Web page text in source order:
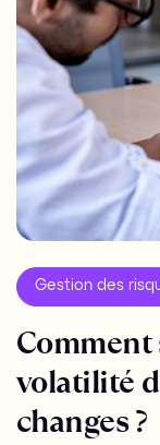
Gestion des
Comment
volatilité
changes ?